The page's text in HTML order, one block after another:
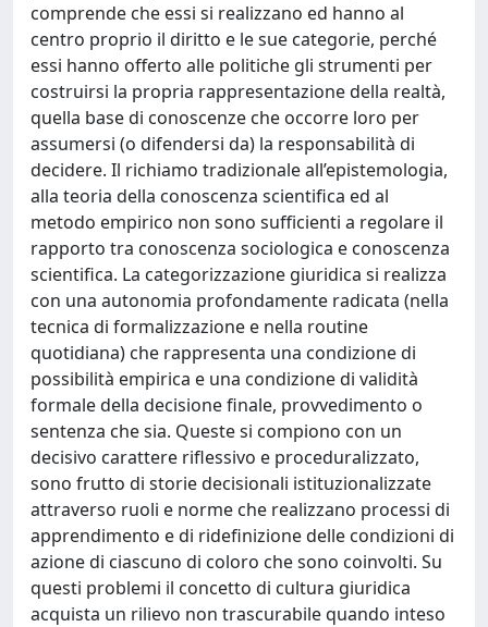
comprende che essi si realizzano ed hanno al
centro proprio il diritto e le sue categorie, perché
essi hanno offerto alle politiche gli strumenti per
costruirsi la propria rappresentazione della realtà,
quella base di conoscenze che occorre loro per
assumersi (o difendersi da) la responsabilità di
decidere. Il richiamo tradizionale all’epistemologia,
alla teoria della conoscenza scientifica ed al
metodo empirico non sono sufficienti a regolare il
rapporto tra conoscenza sociologica e conoscenza
scientifica. La categorizzazione giuridica si realizza
con una autonomia profondamente radicata (nella
tecnica di formalizzazione e nella routine
quotidiana) che rappresenta una condizione di
possibilità empirica e una condizione di validità
formale della decisione finale, provvedimento o
sentenza che sia. Queste si compiono con un
decisivo carattere riflessivo e proceduralizzato,
sono frutto di storie decisionali istituzionalizzate
attraverso ruoli e norme che realizzano processi di
apprendimento e di ridefinizione delle condizioni di
azione di ciascuno di coloro che sono coinvolti. Su
questi problemi il concetto di cultura giuridica
acquista un rilievo non trascurabile quando inteso